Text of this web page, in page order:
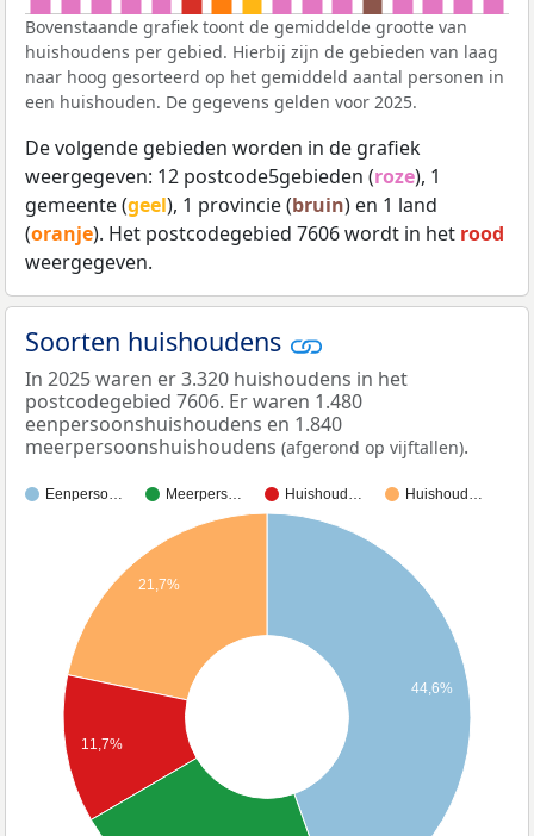
Bovenstaande grafiek toont de gemiddelde grootte van
huishoudens per gebied. Hierbij zijn de gebieden van laag
naar hoog gesorteerd op het gemiddeld aantal personen in
een huishouden. De gegevens gelden voor 2025.
De volgende gebieden worden in de grafiek
weergegeven: 12 postcode5gebieden (roze), 1
gemeente (geel), 1 provincie (bruin) en 1 land
(oranje). Het postcodegebied 7606 wordt in het rood
weergegeven.
Soorten huishoudens
In 2025 waren er 3.320 huishoudens in het
postcodegebied 7606. Er waren 1.480
eenpersoonshuishoudens en 1.840
meerpersoonshuishoudens (afgerond op vijftallen).
Eenperso… Meerpers… Huishoud… Huishoud…
44,6%
21,7%
11,7%